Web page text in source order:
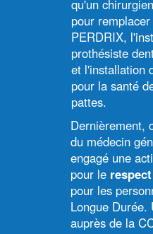
qu'un
pour remplacer
PERDRIX,
prothésiste
et l'installation
pour la santé
pattes.
Dernièrement,
du médecin
engagé une
pour le
pour les
Longue Durée.
auprès de la